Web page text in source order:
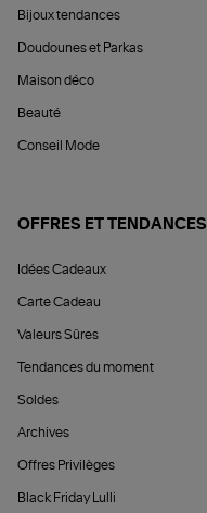
Bijoux tendances
Doudounes et Parkas
Maison déco
Beauté
Conseil Mode
OFFRES ET TENDANCES
Idées Cadeaux
Carte Cadeau
Valeurs Sûres
Tendances du moment
Soldes
Archives
Offres Privilèges
Black Friday Lulli